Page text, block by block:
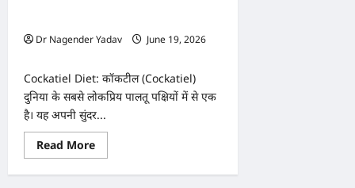
Dr Nagender Yadav
June 19, 2026
Cockatiel Diet: कॉकटील (Cockatiel)
दुनिया के सबसे लोकप्रिय पालतू पक्षियों में से एक
है। यह अपनी सुंदर...
Read MoreRead
more
Cockatiel